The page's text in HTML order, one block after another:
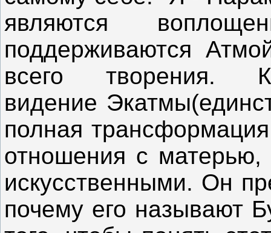
являются
поддерживаются
всего
видение
полная
отношения с
искусственными. Он
почему его называют